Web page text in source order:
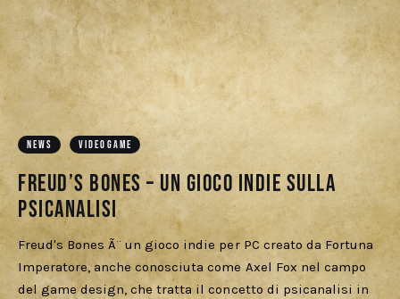
NEWS VIDEOGAME
Freud’s Bones – Un gioco indie sulla
psicanalisi
Freud's Bones Ã¨ un gioco indie per PC creato da Fortuna
Imperatore, anche conosciuta come Axel Fox nel campo
del game design, che tratta il concetto di psicanalisi in